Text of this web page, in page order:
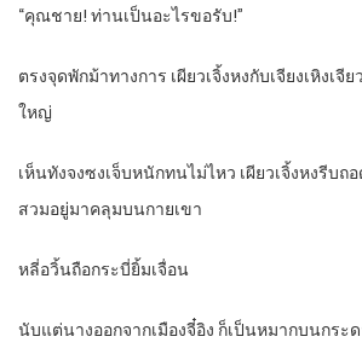
“คุณชาย! ท่านเป็นอะไรขอรับ!”
ตรงจุดพักม้าทางการ เผียวเจิ้งหงกับเจียงเหิงเจี
ใหญ่
เห็นทังจงซงเจ็บหนักทนไม่ไหว เผียวเจิ้งหงรีบ
สวมอยู่มาคลุมบนกายเขา
หลี่อวิ้นถือกระบี่ยิ้มเจื่อน
นับแต่นางออกจากเมืองจี๋อิง ก็เป็นหมากบนกระ